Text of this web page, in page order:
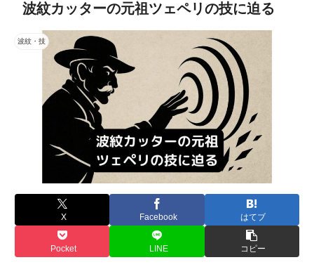
波紋カッターの元祖ツェペリの技に迫る
波紋・技
X Facebook はてブ
Pocket LINE コピー